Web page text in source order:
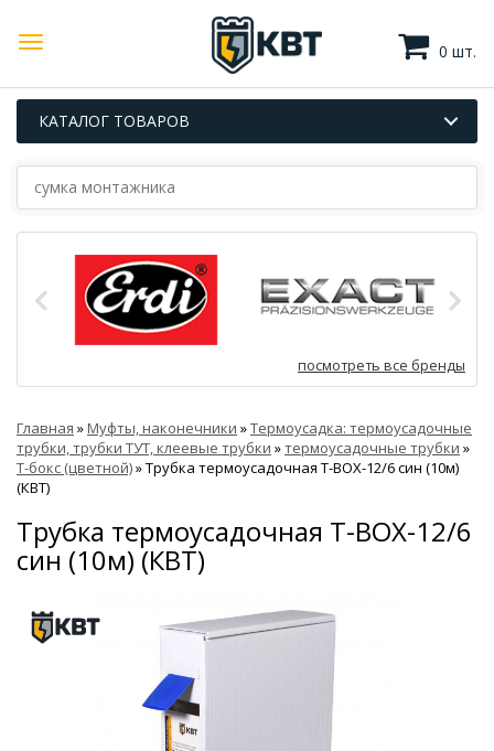
0 шт.
КАТАЛОГ ТОВАРОВ
посмотреть все бренды
Главная »Муфты, наконечники »Термоусадка: термоусадочные
трубки, трубки ТУТ, клеевые трубки »термоусадочные трубки »
Т-бокс (цветной)»Трубка термоусадочная Т-BOX-12/6 син (10м)
(КВТ)
Трубка термоусадочная Т-BOX-12/6
син (10м) (КВТ)